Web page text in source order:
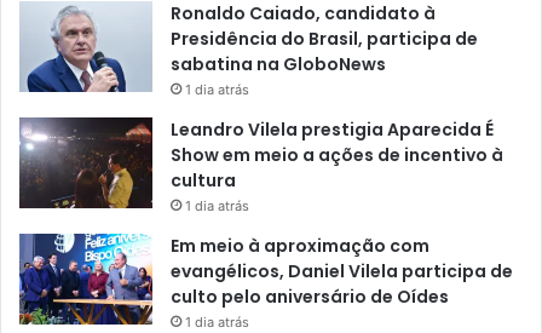
Ronaldo Caiado, candidato à
Presidência do Brasil, participa de
sabatina na GloboNews
1 dia atrás
Leandro Vilela prestigia Aparecida É
Show em meio a ações de incentivo à
cultura
1 dia atrás
Em meio à aproximação com
evangélicos, Daniel Vilela participa de
culto pelo aniversário de Oídes
1 dia atrás